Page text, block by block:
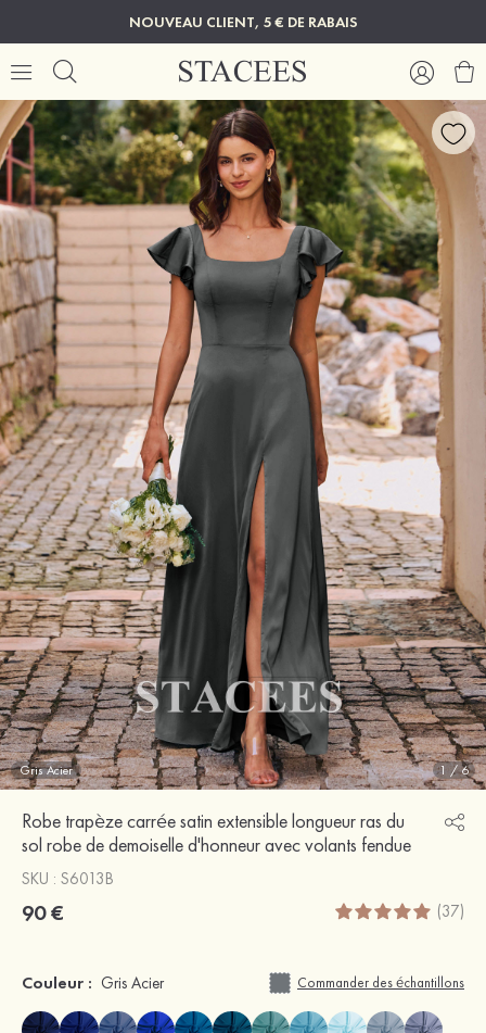
NOUVEAU CLIENT, 5 € DE RABAIS
Gris Acier 1 /6
Robe trapèze carrée satin extensible longueur ras du
sol robe de demoiselle d'honneur avec volants fendue
SKU : S6013B
90 € (37)
Couleur : Gris Acier Commander des échantillons